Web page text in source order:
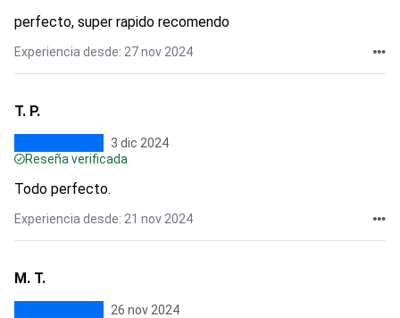
perfecto, super rapido recomendo
Experiencia desde: 27 nov 2024
T. P.
3 dic 2024
Reseña verificada
Todo perfecto.
Experiencia desde: 21 nov 2024
M. T.
26 nov 2024